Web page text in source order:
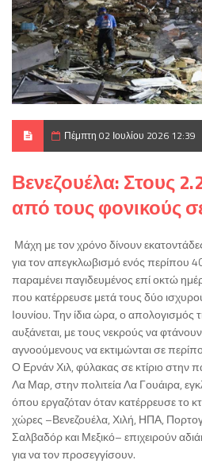
Πέμπτη 02 Ιουλίου 2026 12:39
Βενεζουέλα: Στους
από τους φονικούς
Μάχη με τον χρόνο δίνουν
για τον απεγκλωβισμό ενός περίπου
παραμένει παγιδευμένος επί οκτώ
που κατέρρευσε μετά τους δύο
Ιουνίου. Την ίδια ώρα, ο απολογισμός
αυξάνεται, με τους νεκρούς να
αγνοούμενους να εκτιμώνται σε
Ο Ερνάν Χιλ, φύλακας σε κτίριο στην
Λα Μαρ, στην πολιτεία Λα Γουάιρα,
όπου εργαζόταν όταν κατέρρευσε το
χώρες –Βενεζουέλα, Χιλή, ΗΠΑ,
Σαλβαδόρ και Μεξικό– επιχειρούν
για να τον προσεγγίσουν.